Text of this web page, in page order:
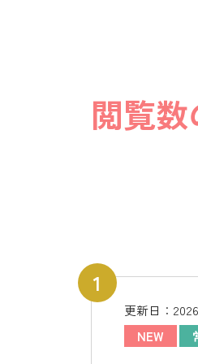
閲覧
更新日：
NEW